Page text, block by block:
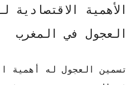
الأهمية الاقتصادية
العجول في المغرب
تسمين العجول له أهمية